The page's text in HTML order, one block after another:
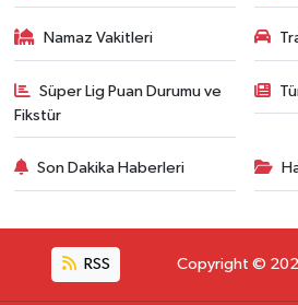
Namaz Vakitleri
Süper Lig Puan Durumu ve
Fikstür
Son Dakika Haberleri
RSS Copyright ©